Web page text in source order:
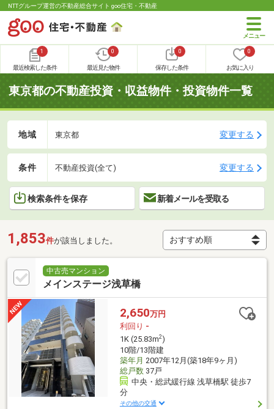
NTTグループ運営の不動産総合サイト goo住宅・不動産
1
最近検索した条件
0
最近見た物件
0
保存した条件
0
お気に入り
東京都の不動産投資・収益物件・投資物件一覧
地域 東京都 変更する
条件 不動産投資(全て) 変更する
検索条件を保存 新着メールを受取る
1,853件が該当しました。
中古売マンション
メインステージ浅草橋
2,650万円
利回り -
1K (25.83m2)
10階/13階建
築年月 2007年12月(築18年9ヶ月)
総戸数37戸
中央・総武緩行線 浅草橋駅 徒歩7
分
その他の交通